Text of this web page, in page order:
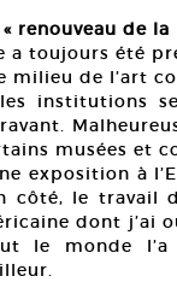
renouveau de
a toujours été
milieu de l’art
institutions
musées et
exposition à
côté, le travail
dont
le monde l’a